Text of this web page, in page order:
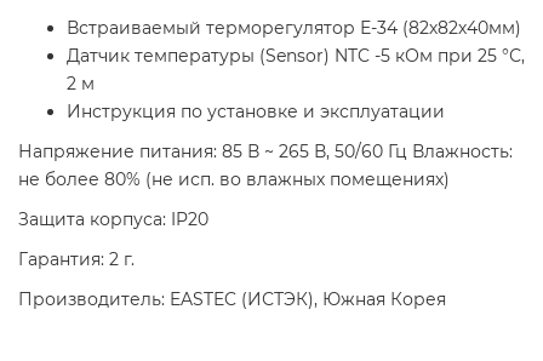
Встраиваемый терморегулятор Е-34 (82х82х40мм)
Датчик температуры (Sensor) NTC -5 кОм при 25 °С,
2 м
Инструкция по установке и эксплуатации
Напряжение питания: 85 В ~ 265 В, 50/60 Гц Влажность:
не более 80% (не исп. во влажных помещениях)
Защита корпуса: IP20
Гарантия: 2 г.
Производитель: EASTEC (ИСТЭК), Южная Корея